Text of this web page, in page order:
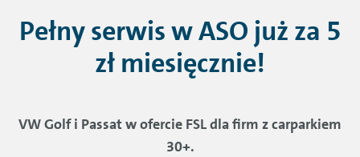
Pełny serwis w ASO już za 5
zł miesięcznie!
VW Golf i Passat w ofercie FSL dla firm z carparkiem
30+.